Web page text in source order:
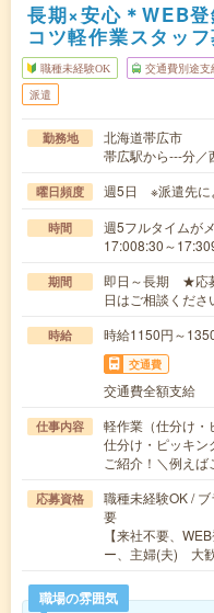
長期×安心＊WEB
コツ軽作業スタッフ
職種未経験OK 交通費別途支
派遣
勤務地
北海道帯広市
帯広駅から---分／
曜日頻度 週5日 ※派遣先に
時間
週5フルタイムが
17:008:30～
期間
即日～長期 ★応
日はご相談くだ
時給 時給1150円～
交通費
交通費全額支給
仕事内容
軽作業（仕分け・
仕分け・ピッキン
ご紹介！＼例え
応募資格
職種未経験OK /
要
【来社不要、
ー、主婦(夫) 大
職場の雰囲気